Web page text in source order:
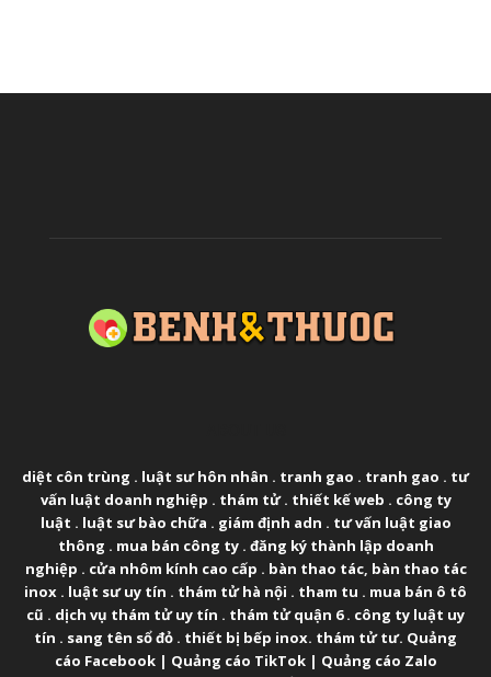
diệt côn trùng . luật sư hôn nhân . tranh gao . tranh gao . tư
vấn luật doanh nghiệp . thám tử. thiết kế web . công ty
luật . luật sư bào chữa . giám định adn . tư vấn luật giao
thông . mua bán công ty. đăng ký thành lập doanh
nghiệp . cửa nhôm kính cao cấp . bàn thao tác, bàn thao tác
inox . luật sư uy tín . thám tử hà nội . tham tu . mua bán ô tô
cũ . dịch vụ thám tử uy tín . thám tử quận 6. công ty luật uy
tín . sang tên sổ đỏ . thiết bị bếp inox. thám tử tư. Quảng
cáo Facebook| Quảng cáo TikTok| Quảng cáo Zalo